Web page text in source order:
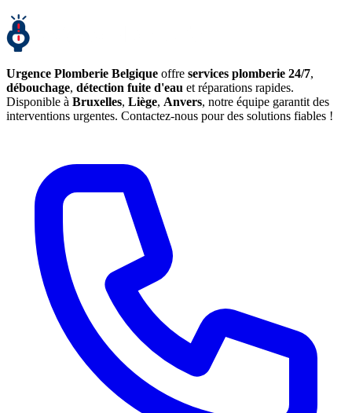
Urgence Plomberie Belgique offre services plomberie 24/7,
débouchage, détection fuite d'eau et réparations rapides.
Disponible à Bruxelles, Liège, Anvers, notre équipe garantit des
interventions urgentes. Contactez-nous pour des solutions fiables !